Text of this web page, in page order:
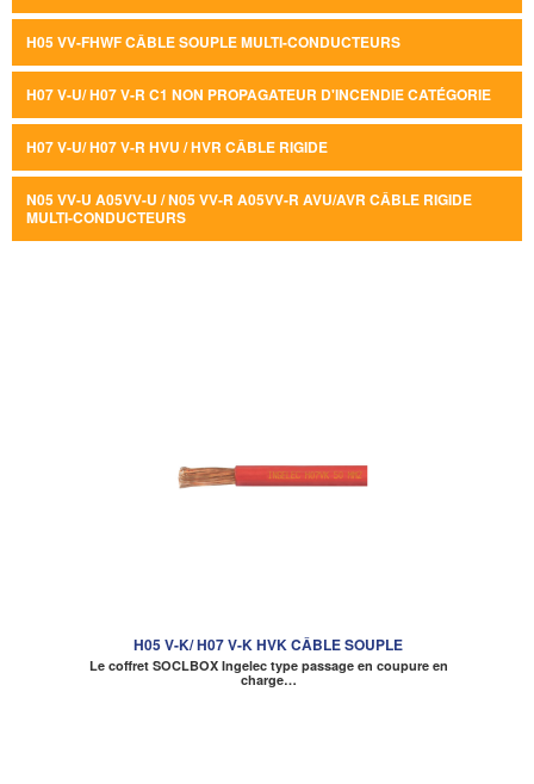
H05 VV-FHWF CÂBLE SOUPLE MULTI-CONDUCTEURS
H07 V-U/ H07 V-R C1 NON PROPAGATEUR D'INCENDIE CATÉGORIE
H07 V-U/ H07 V-R HVU / HVR CÂBLE RIGIDE
N05 VV-U A05VV-U / N05 VV-R A05VV-R AVU/AVR CÂBLE RIGIDE
MULTI-CONDUCTEURS
H05 V-K/ H07 V-K HVK CÂBLE SOUPLE
Le coffret SOCLBOX Ingelec type passage en coupure en
charge…